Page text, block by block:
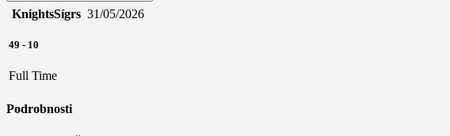
KnightsSígrs 31/05/2026
49 - 10
Full Time
Podrobnosti